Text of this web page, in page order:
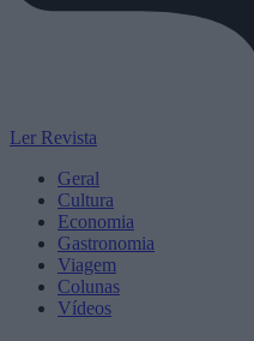
Ler Revista
Geral
Cultura
Economia
Gastronomia
Viagem
Colunas
Vídeos